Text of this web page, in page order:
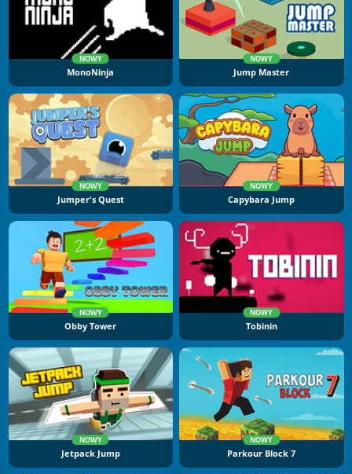
NOWY
MonoNinja
NOWY
Jump Master
NOWY
Jumper's Quest
NOWY
Capybara Jump
NOWY
Obby Tower
NOWY
Tobinin
NOWY
Jetpack Jump
NOWY
Parkour Block 7